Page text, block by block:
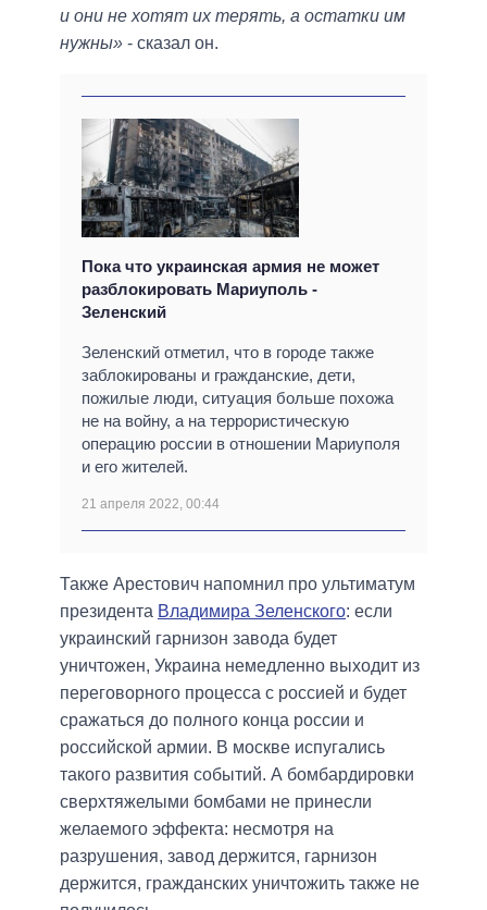
и они не хотят их терять, а остатки им
нужны» - сказал он.
Пока что украинская армия не может
разблокировать Мариуполь -
Зеленский
Зеленский отметил, что в городе также
заблокированы и гражданские, дети,
пожилые люди, ситуация больше похожа
не на войну, а на террористическую
операцию россии в отношении Мариуполя
и его жителей.
21 апреля 2022, 00:44
Также Арестович напомнил про ультиматум
президента Владимира Зеленского: если
украинский гарнизон завода будет
уничтожен, Украина немедленно выходит из
переговорного процесса с россией и будет
сражаться до полного конца россии и
российской армии. В москве испугались
такого развития событий. А бомбардировки
сверхтяжелыми бомбами не принесли
желаемого эффекта: несмотря на
разрушения, завод держится, гарнизон
держится, гражданских уничтожить также не